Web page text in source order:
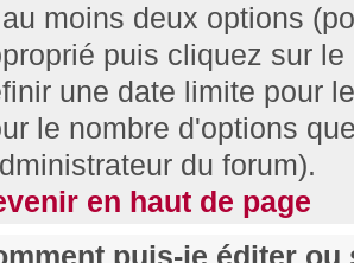
moins deux options
puis cliquez sur
une date limite pour
le nombre d'options
du forum).
en haut de page
puis-je éditer